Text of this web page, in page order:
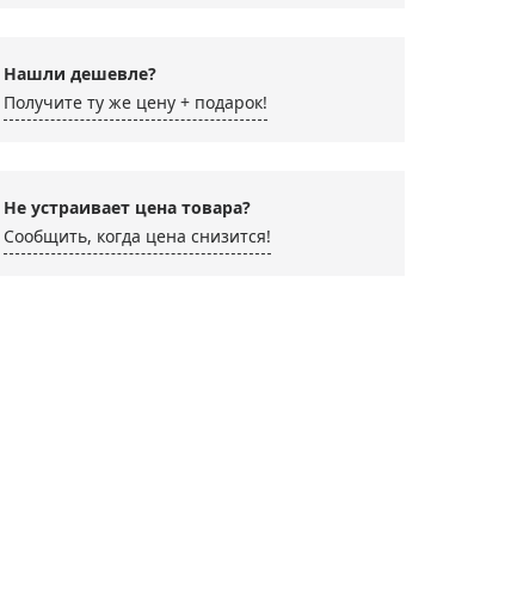
Нашли дешевле?
Получите ту же цену + подарок!
Не устраивает цена товара?
Сообщить, когда цена снизится!